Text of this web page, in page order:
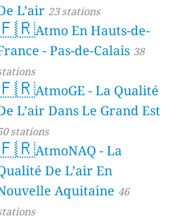
De L’air 23 stations
🇫🇷Atmo En Hauts-de-
France - Pas-de-Calais 38
stations
🇫🇷AtmoGE - La Qualité
De L’air Dans Le Grand Est
50 stations
🇫🇷AtmoNAQ - La
Qualité De L’air En
Nouvelle Aquitaine 46
stations